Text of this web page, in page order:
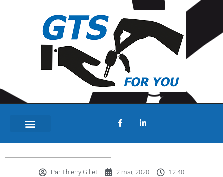
Renault Safrane II pour pièces
Par Thierry Gillet 2 mai, 2020 12:40